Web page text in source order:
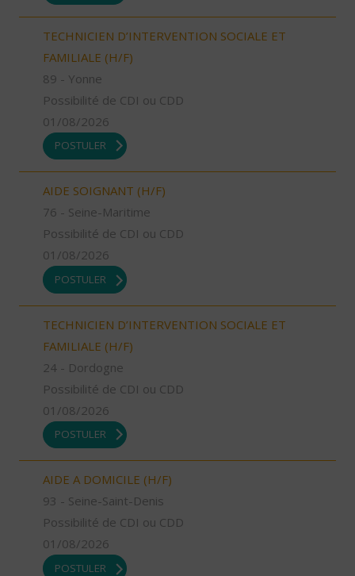
TECHNICIEN D’INTERVENTION SOCIALE ET
FAMILIALE (H/F)
89 - Yonne
Possibilité de CDI ou CDD
01/08/2026
POSTULER
AIDE SOIGNANT (H/F)
76 - Seine-Maritime
Possibilité de CDI ou CDD
01/08/2026
POSTULER
TECHNICIEN D’INTERVENTION SOCIALE ET
FAMILIALE (H/F)
24 - Dordogne
Possibilité de CDI ou CDD
01/08/2026
POSTULER
AIDE A DOMICILE (H/F)
93 - Seine-Saint-Denis
Possibilité de CDI ou CDD
01/08/2026
POSTULER